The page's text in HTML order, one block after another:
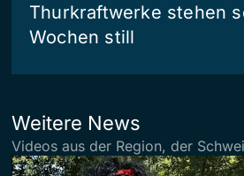
Thurkraftwerke stehen
Wochen still
Weitere News
Videos aus der Region, der